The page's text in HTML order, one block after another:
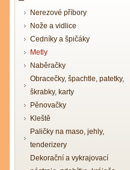
Nerezové příbory
Nože a vidlice
Cedníky a špičáky
Metly
Naběračky
Obracečky, špachtle, patetky,
škrabky, karty
Pěnovačky
Kleště
Paličky na maso, jehly,
tenderizery
Dekorační a vykrajovací